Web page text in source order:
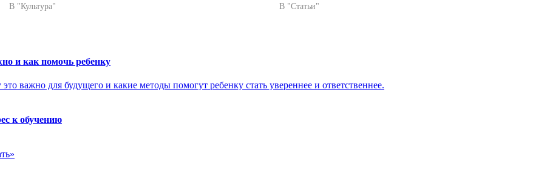
В "Культура"
В "Статьи"
и как помочь ребенку
к обучению